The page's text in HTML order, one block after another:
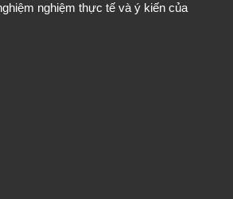
nghiệm thực tế và ý kiến của